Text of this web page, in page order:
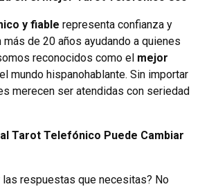
y fiable representa confianza y
de 20 años ayudando a quienes
reconocidos como el mejor
mundo hispanohablante. Sin importar
merecen ser atendidas con seriedad
Tarot Telefónico Puede Cambiar
las respuestas que necesitas? No